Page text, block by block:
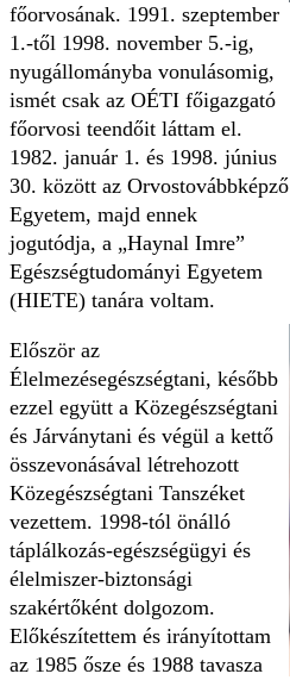
főorvosának. 1991. szeptember
1.-től 1998. november 5.-ig,
nyugállományba vonulásomig,
ismét csak az OÉTI főigazgató
főorvosi teendőit láttam el.
1982. január 1. és 1998. június
30. között az Orvostovábbképző
Egyetem, majd ennek
jogutódja, a „Haynal Imre”
Egészségtudományi Egyetem
(HIETE) tanára voltam.
Először az
Élelmezésegészségtani, később
ezzel együtt a Közegészségtani
és Járványtani és végül a kettő
összevonásával létrehozott
Közegészségtani Tanszéket
vezettem. 1998-tól önálló
táplálkozás-egészségügyi és
élelmiszer-biztonsági
szakértőként dolgozom.
Előkészítettem és irányítottam
az 1985 ősze és 1988 tavasza